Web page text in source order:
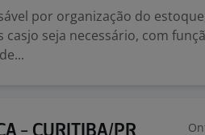
por organização do
seja necessário, com